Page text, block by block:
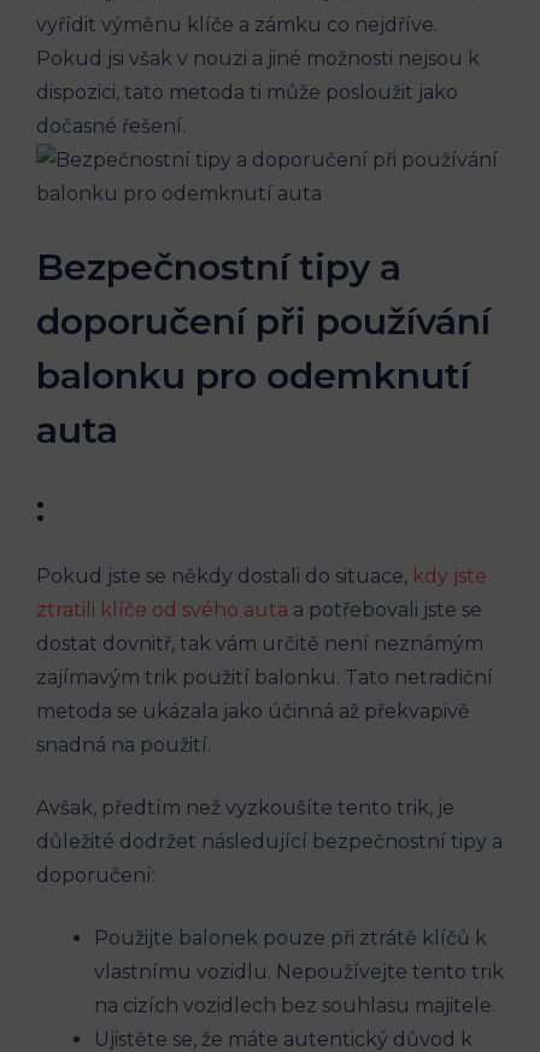
vyřídit výměnu klíče a zámku co nejdříve.
Pokud jsi ‌však v nouzi a jiné ‍možnosti nejsou k
dispozici, tato metoda ti může posloužit jako
dočasné řešení.
Bezpečnostní tipy a
doporučení při používání‍
balonku pro odemknutí
auta
:
Pokud jste se někdy⁢ dostali do situace, kdy jste
ztratili klíče od svého auta a potřebovali jste se
⁤dostat dovnitř, tak vám ​určitě není neznámým
zajímavým trik použití balonku. Tato netradiční
metoda se ukázala ​jako⁤ účinná⁣ až překvapivě
snadná na použití.
Avšak, předtím než vyzkoušíte tento trik, je
důležité dodržet následující bezpečnostní tipy a
doporučení:
Použijte balonek pouze při ztrátě klíčů k
vlastnímu‍ vozidlu. Nepoužívejte tento trik
na cizích vozidlech bez souhlasu majitele.
Ujistěte se, že máte autentický důvod k